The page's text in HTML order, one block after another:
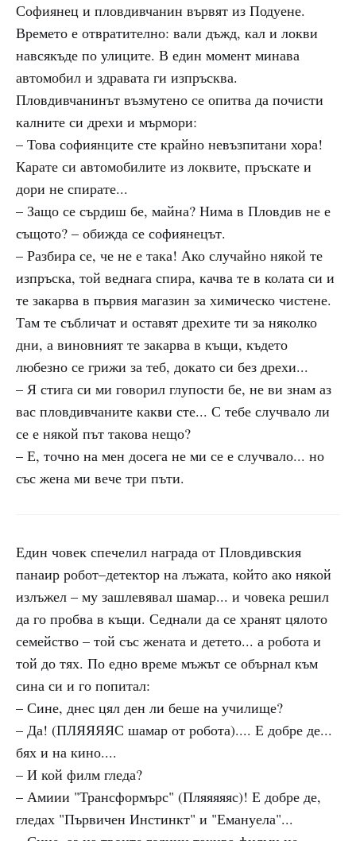
Софиянец и пловдивчанин вървят из Подуене.
Времето е отвратително: вали дъжд, кал и локви
навсякъде по улиците. В един момент минава
автомобил и здравата ги изпръсква.
Пловдивчанинът възмутено се опитва да почисти
калните си дрехи и мърмори:
– Това софиянците сте крайно невъзпитани хора!
Карате си автомобилите из локвите, пръскате и
дори не спирате...
– Защо се сърдиш бе, майна? Нима в Пловдив не е
същото? – обижда се софиянецът.
– Разбира се, че не е така! Ако случайно някой те
изпръска, той веднага спира, качва те в колата си и
те закарва в първия магазин за химическо чистене.
Там те събличат и оставят дрехите ти за няколко
дни, а виновният те закарва в къщи, където
любезно се грижи за теб, докато си без дрехи...
– Я стига си ми говорил глупости бе, не ви знам аз
вас пловдивчаните какви сте... С тебе случвало ли
се е някой път такова нещо?
– Е, точно на мен досега не ми се е случвало... но
със жена ми вече три пъти.
Един човек спечелил награда от Пловдивския
панаир робот–детектор на лъжата, който ако някой
излъжел – му зашлевявал шамар... и човека решил
да го пробва в къщи. Седнали да се хранят цялото
семейство – той със жената и детето... а робота и
той до тях. По едно време мъжът се обърнал към
сина си и го попитал:
– Сине, днес цял ден ли беше на училище?
– Да! (ПЛЯЯЯЯС шамар от робота).... Е добре де...
бях и на кино....
– И кой филм гледа?
– Амиии "Трансформърс" (Пляяяяяс)! Е добре де,
гледах "Първичен Инстинкт" и "Емануела"...